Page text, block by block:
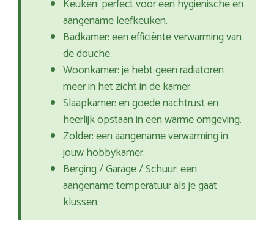
Keuken: perfect voor een hygiënische en
aangename leefkeuken.
Badkamer: een efficiënte verwarming van
de douche.
Woonkamer: je hebt geen radiatoren
meer in het zicht in de kamer.
Slaapkamer: en goede nachtrust en
heerlijk opstaan in een warme omgeving.
Zolder: een aangename verwarming in
jouw hobbykamer.
Berging / Garage / Schuur: een
aangename temperatuur als je gaat
klussen.